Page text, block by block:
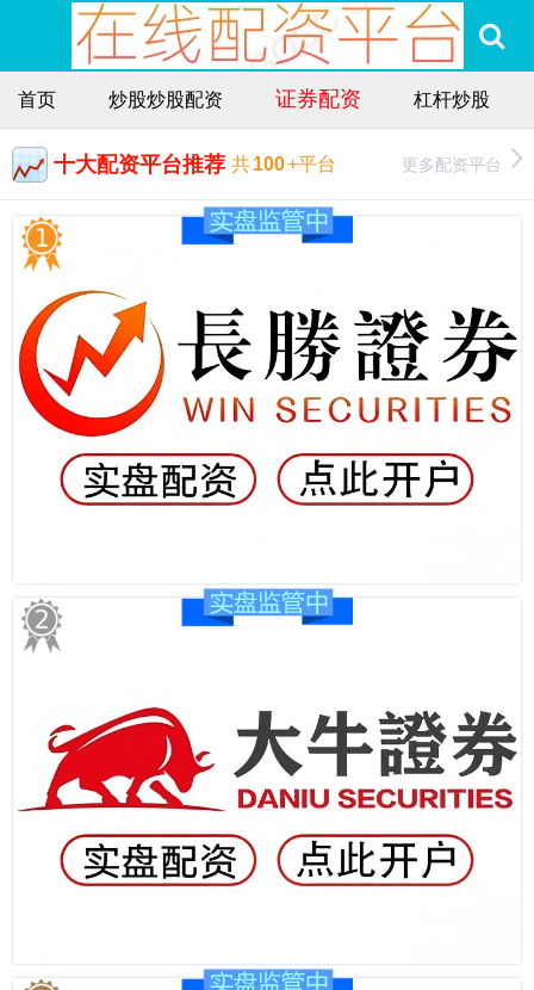
首页 炒股炒股配资 证券配资 杠杆炒股
十大配资平台推荐 共100+平台 更多配资平台